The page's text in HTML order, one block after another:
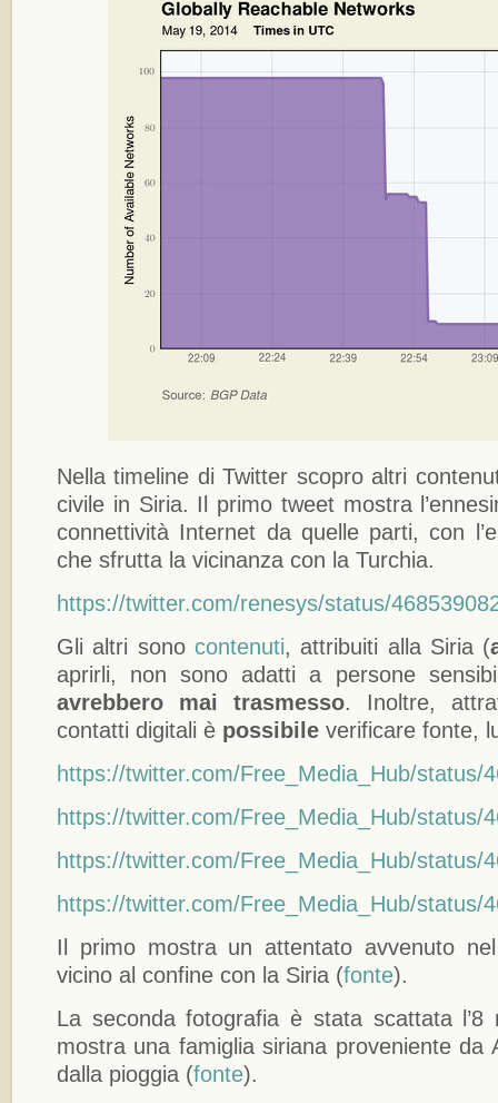
Nella timeline di Twitter scopro altri
civile in Siria. Il primo tweet mostra
connettività Internet da quelle parti, con
che sfrutta la vicinanza con la Turchia.
https://twitter.com/renesys/status/
Gli altri sono contenuti, attribuiti alla Siria (
aprirli, non sono adatti a persone
avrebbero mai trasmesso. Inoltre,
contatti digitali è possibile verificare fonte,
https://twitter.com/Free_Media_Hub/status/
https://twitter.com/Free_Media_Hub/status/
https://twitter.com/Free_Media_Hub/status/
https://twitter.com/Free_Media_Hub/status/
Il primo mostra un attentato avvenuto
vicino al confine con la Siria (fonte).
La seconda fotografia è stata scattata
mostra una famiglia siriana proveniente da
dalla pioggia (fonte).